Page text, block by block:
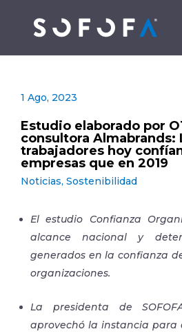
1 Ago, 2023
Estudio elaborado por
consultora Almabrands:
trabajadores hoy
empresas que en 2019
Noticias, Sostenibilidad
El estudio Confianza
alcance nacional y
generados en la confianza
organizaciones.
La presidenta de
aprovechó la instancia para